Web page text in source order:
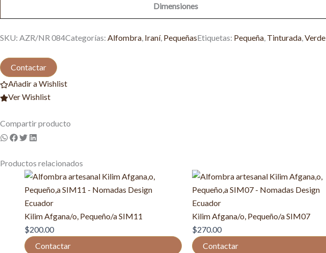
Dimensiones
SKU: AZR/NR 084Categorías: Alfombra, Iraní, PequeñasEtiquetas: Pequeña, Tinturada,Verde
Contactar
Añadir a Wishlist
Ver Wishlist
Compartir producto
Productos relacionados
Kilim Afgana/o, Pequeño/a SIM11
$200.00
Contactar
Kilim Afgana/o, Pequeño/a SIM07
$270.00
Contactar